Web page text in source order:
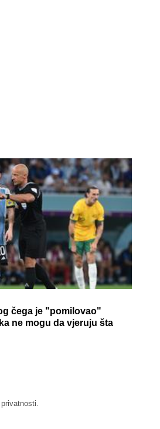
čega je "pomilovao"
ne mogu da vjeruju šta